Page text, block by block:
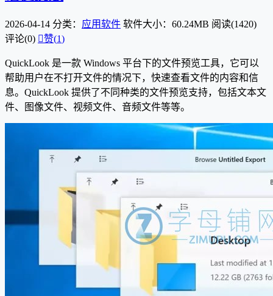
2026-04-14 分类： 应用软件 软件大小：60.24MB 阅读(1420)
评论(0) 赞(1)
QuickLook 是一款 Windows 平台下的文件预览工具，它可以
帮助用户在不打开文件的情况下，快速查看文件的内容和信
息。QuickLook 提供了不同种类的文件预览支持，包括文本文
件、图像文件、视频文件、音频文件等等。